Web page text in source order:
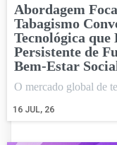
Abordagem
Tabagismo
Tecnológica
Persistente de
Bem-Estar
16 JUL, 26
O mercado global de